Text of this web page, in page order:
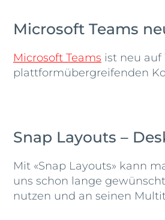
Microsoft Teams
Microsoft Teams ist neu auf
plattformübergreifenden
Snap Layouts –
Mit «Snap Layouts» kann
uns schon lange
nutzen und an seinen